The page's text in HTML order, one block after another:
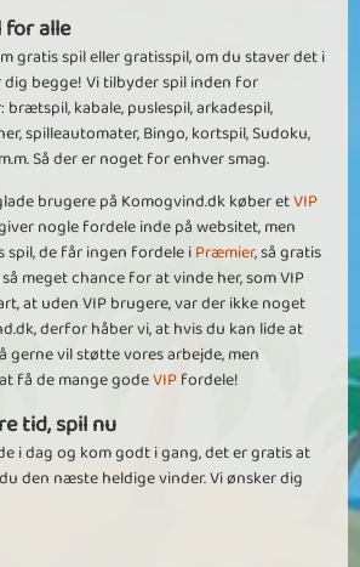
alle
gratis spil eller gratisspil, om du staver det i
begge! Vi tilbyder spil inden for
kabale, puslespil, arkadespil,
spilleautomater, Bingo, kortspil, Sudoku,
Så der er noget for enhver smag.
brugere på Komogvind.dk køber etVIP
nogle fordele inde på websitet, men
spil, de får ingen fordele iPræmier, så gratis
meget chance for at vinde her, som VIP
at uden VIP brugere, var der ikke noget
derfor håber vi, at hvis du kan lide at
gerne vil støtte vores arbejde, men
få de mange godeVIPfordele!
tid, spil nu
i dag og kom godt i gang, det er gratis at
den næste heldige vinder. Vi ønsker dig